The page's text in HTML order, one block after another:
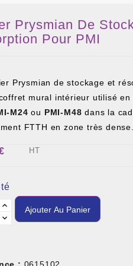
Prysmian De
Pour PMI
Prysmian de stockage et
mural intérieur utilisé en
M24 ou PMI-M48 dans la
FTTH en zone très dense.
HT
Ajouter Au Panier